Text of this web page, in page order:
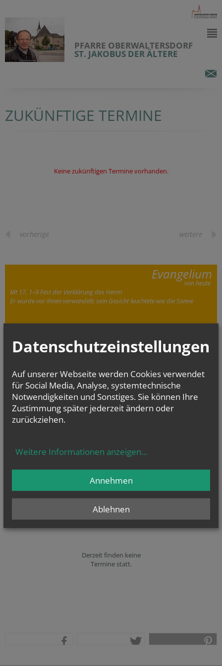
PFARRE OBERWALTERSDORF
ST. JAKOBUS DER ÄLTERE
ZUKÜNFTIGE TERMINE
Keine zukünftigen Termine vorhanden.
vorherige weitere
Evangelium
von heute
Mt 17, 1–9 Fest der Verklärung des Herrn
Er wurde vor ihnen verwandelt; sein Gesicht leuchtete wie die Sonne
CHRONIK
Heilige Corona hilf
Derzeit finden keine
Termine statt.
Datenschutzeinstellungen
Auf unserer Webseite werden Cookies verwendet
für Social Media, Analyse, systemtechnische
Notwendigkeiten und Sonstiges. Sie können Ihre
Zustimmung später jederzeit ändern oder
zurückziehen.
Weitere Informationen anzeigen...
Ablehnen
Annehmen